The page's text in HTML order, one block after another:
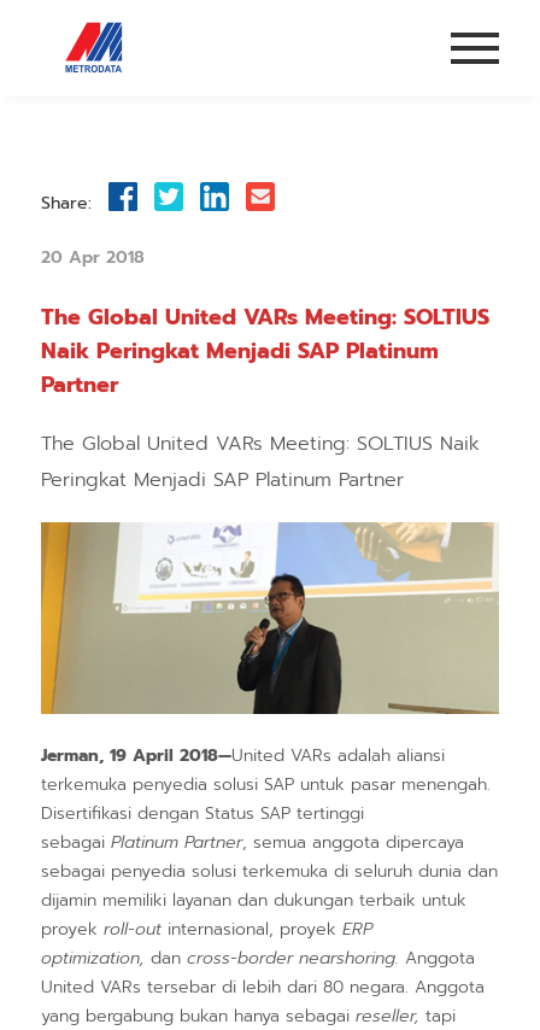
20 Apr 2018
Share:
The Global United VARs Meeting: SOLTIUS
Naik Peringkat Menjadi SAP Platinum
Partner
The Global United VARs Meeting: SOLTIUS Naik
Peringkat Menjadi SAP Platinum Partner
Jerman, 19 April 2018—United VARs adalah aliansi
terkemuka penyedia solusi SAP untuk pasar menengah.
Disertifikasi dengan Status SAP tertinggi
sebagai Platinum Partner, semua anggota dipercaya
sebagai penyedia solusi terkemuka di seluruh dunia dan
dijamin memiliki layanan dan dukungan terbaik untuk
proyek roll-outinternasional, proyek ERP
optimization, dan cross-border nearshoring. Anggota
United VARs tersebar di lebih dari 80 negara. Anggota
yang bergabung bukan hanya sebagai reseller, tapi